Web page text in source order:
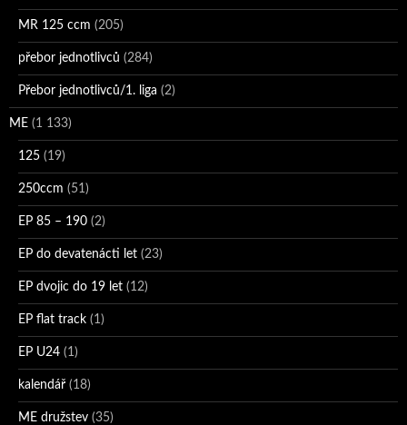
MR 125 ccm (205)
přebor jednotlivců (284)
Přebor jednotlivců/1. liga (2)
ME (1 133)
125 (19)
250ccm (51)
EP 85 – 190 (2)
EP do devatenácti let (23)
EP dvojic do 19 let (12)
EP flat track (1)
EP U24 (1)
kalendář (18)
ME družstev (35)